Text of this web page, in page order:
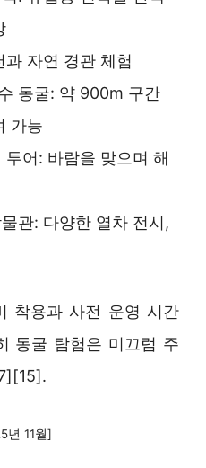
자연 경관 체험
동굴: 약 900m 구간
가능
어: 바람을 맞으며 해
관: 다양한 열차 전시,
착용과 사전 운영 시간
동굴 탐험은 미끄럼 주
년 11월]